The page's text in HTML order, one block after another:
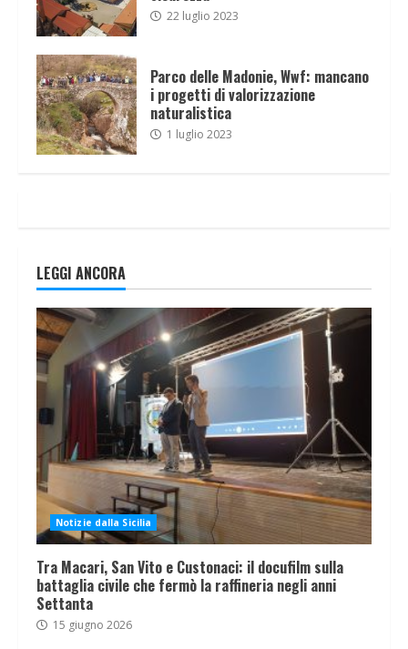
22 luglio 2023
Parco delle Madonie, Wwf: mancano
i progetti di valorizzazione
naturalistica
1 luglio 2023
LEGGI ANCORA
Notizie dalla Sicilia
Tra Macari, San Vito e Custonaci: il docufilm sulla
battaglia civile che fermò la raffineria negli anni
Settanta
15 giugno 2026